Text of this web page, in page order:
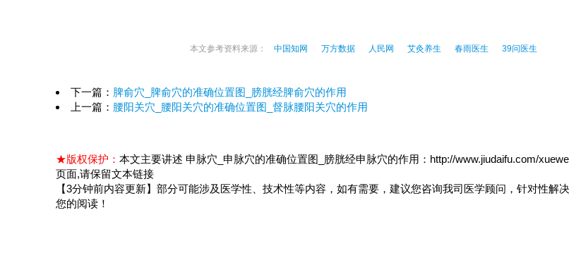
本文参考资料来源： 中国知网 万方数据 人民网 艾灸养生 春雨医生 39问医生
下一篇： 脾俞穴_脾俞穴的准确位置图_膀胱经脾俞穴的作用
上一篇： 腰阳关穴_腰阳关穴的准确位置图_督脉腰阳关穴的作用
★版权保护： 本文主要讲述 申脉穴_申脉穴的准确位置图_膀胱经申脉穴的作用：http://www.jiudaifu.com/
页面,请保留文本链接
【3分钟前内容更新】部分可能涉及医学性、技术性等内容，如有需要，建议您咨询我司医学顾问，针对性解
您的阅读！